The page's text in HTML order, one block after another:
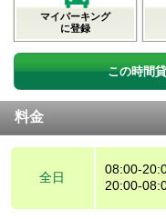
マイパーキング
に登録
この時間
料金
全日
08:00-
20:00-